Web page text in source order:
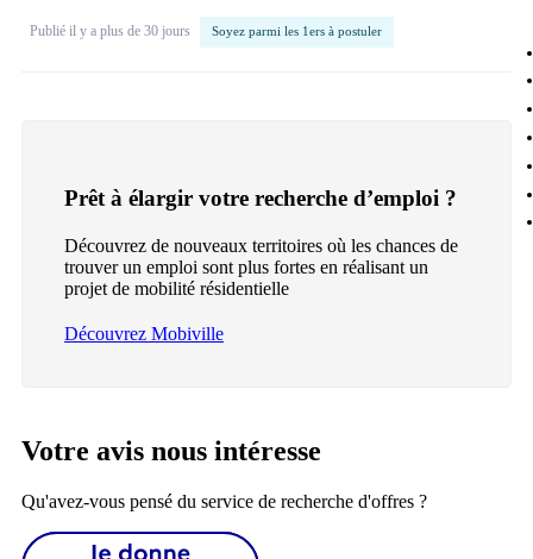
Publié il y a plus de 30 jours Soyez parmi les 1ers à postuler
Prêt à élargir votre recherche d’emploi ?
Découvrez de nouveaux territoires où les chances de
trouver un emploi sont plus fortes en réalisant un
projet de mobilité résidentielle
Découvrez Mobiville
Votre avis nous intéresse
Qu'avez-vous pensé du service de recherche d'offres ?